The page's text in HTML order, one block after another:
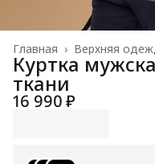
Верхняя
Главная ›
Куртка
ткани
16 990 ₽